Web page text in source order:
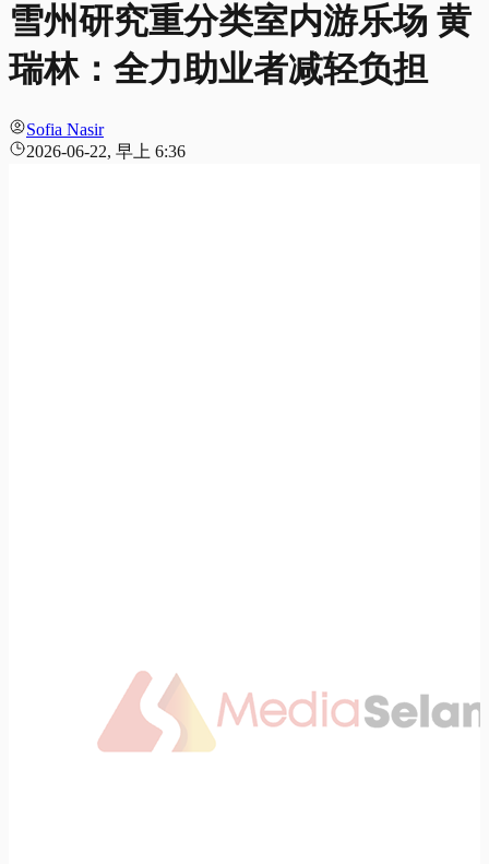
雪州研究重分类室内游乐场 黄
瑞林：全力助业者减轻负担
Sofia Nasir
2026-06-22, 早上 6:36